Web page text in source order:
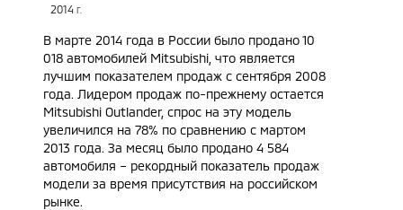
2014 Г.
В марте 2014 года в России было продано 10
018 автомобилей Mitsubishi, что является
лучшим показателем продаж с сентября 2008
года. Лидером продаж по-прежнему остается
Mitsubishi Outlander, спрос на эту модель
увеличился на 78% по сравнению с мартом
2013 года. За месяц было продано 4 584
автомобиля – рекордный показатель продаж
модели за время присутствия на российском
рынке.